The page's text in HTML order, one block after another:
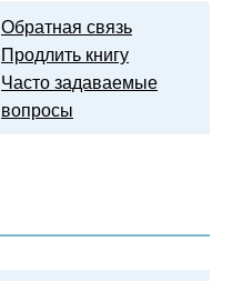
Обратная связь
Продлить книгу
Часто задаваемые
вопросы